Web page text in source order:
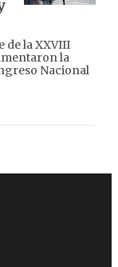
de la XXVIII
la
Nacional